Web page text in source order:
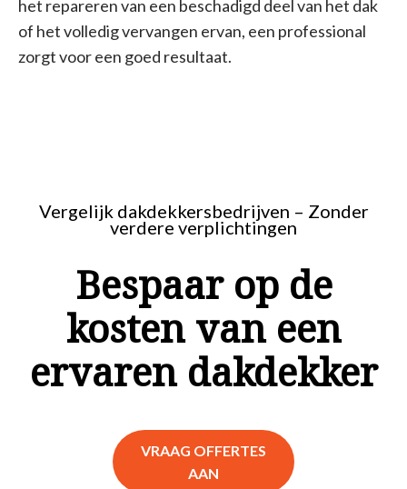
het repareren van een beschadigd deel van het dak
of het volledig vervangen ervan, een professional
zorgt voor een goed resultaat.
Vergelijk dakdekkersbedrijven – Zonder
verdere verplichtingen
Bespaar op de
kosten van een
ervaren dakdekker
VRAAG OFFERTES
AAN